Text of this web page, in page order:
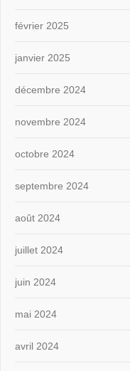
février 2025
janvier 2025
décembre 2024
novembre 2024
octobre 2024
septembre 2024
août 2024
juillet 2024
juin 2024
mai 2024
avril 2024